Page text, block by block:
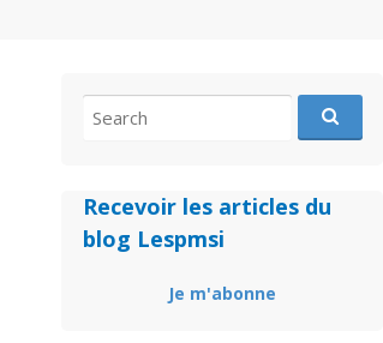
for:
Recevoir les articles du
blog Lespmsi
Je m'abonne